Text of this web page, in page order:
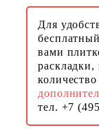
Для
вами
раскладки,
тел. +7